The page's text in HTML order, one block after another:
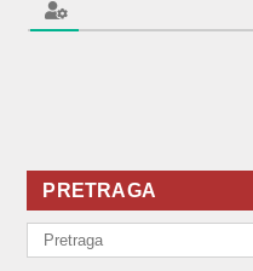
PRETRAGA